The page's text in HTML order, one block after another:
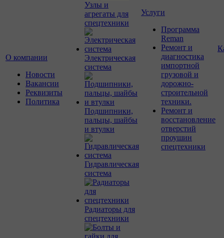
О компании
Новости
Вакансии
Реквизиты
Политика
Узлы и
агрегаты для
спецтехники
Электрическая
система
Подшипники,
пальцы, шайбы
и втулки
Гидравлическая
система
Радиаторы для
спецтехники
Услуги
Программа
Reman
Ремонт и
диагностика
импортной
грузовой и
дорожно-
строительной
техники.
Ремонт и
восстановление
отверстий
проушин
спецтехники